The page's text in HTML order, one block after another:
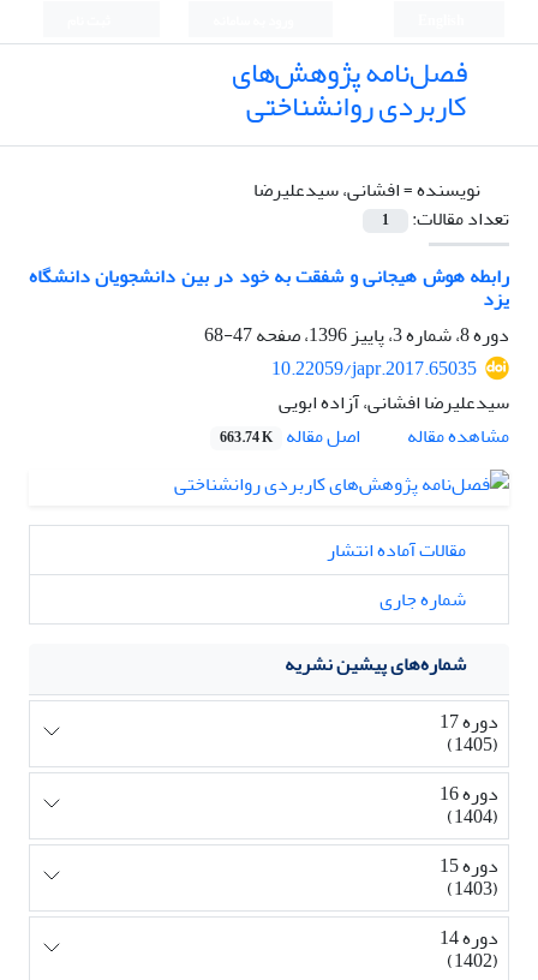
فصل‌نامه پژوهش‌های
کاربردی روانشناختی
نویسنده =افشانی، سیدعلیرضا
تعداد مقالات:
1
رابطه هوش هیجانی و شفقت به خود در بین دانشجویان دانشگاه
یزد
دوره 8، شماره 3، پاییز 1396، صفحه
47-68
10.22059/japr.2017.65035
سیدعلیرضا افشانی، آزاده ابویی
مشاهده مقاله
اصل مقاله 663.74 K
مقالات آماده انتشار
شماره جاری
شماره‌های پیشین نشریه
دوره 17
(1405)
دوره 16
(1404)
دوره 15
(1403)
دوره 14
(1402)